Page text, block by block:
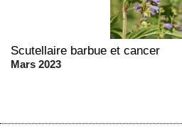
Scutellaire barbue et cancer
Mars 2023